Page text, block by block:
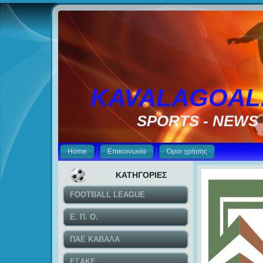
SPORTS - NEWS
Home Επικοινωνία Όροι χρήσης
ΚΑΤΗΓΟΡΙΕΣ
FOOTBALL LEAGUE
Ε. Π. Ο.
ΠΑΕ ΚΑΒΑΛΑ